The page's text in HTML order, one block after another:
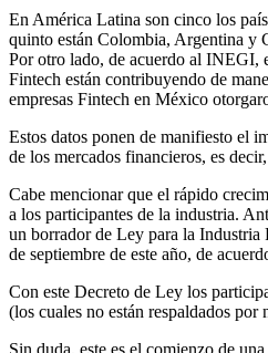
En América Latina son cinco los
quinto están Colombia, Argentina y
Por otro lado, de acuerdo al INEGI,
Fintech están contribuyendo de
empresas Fintech en México
Estos datos ponen de manifiesto el
de los mercados financieros, es
Cabe mencionar que el rápido
a los participantes de la industria.
un borrador de Ley para la Industria
de septiembre de este año, de
Con este Decreto de Ley los
(los cuales no están respaldados